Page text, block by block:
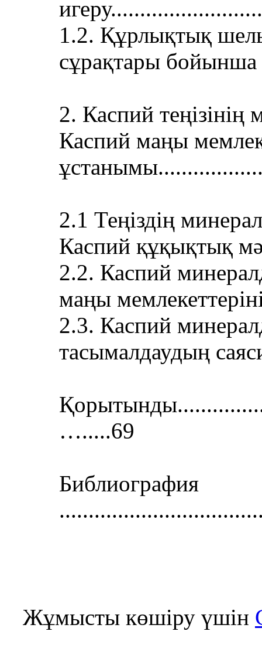
1.2. Құрлықтық
сұрақтары бойынша
2. Каспий
Каспий маңы
2.1 Теңіздің
Каспий құқықтық
2.2. Каспий
маңы
2.3. Каспий
тасымалдаудың
….....69
Библиография
Жұмысты көшіру үшін